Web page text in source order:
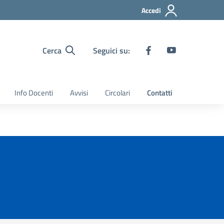
Accedi
Cerca Seguici su:
Info Docenti Avvisi Circolari Contatti